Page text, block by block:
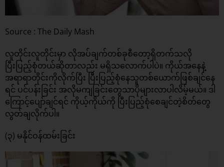
Source : The Daily Mash
လူတိုင်းလူတိုင်းမှာ လိုအပ်ချက်တစ်ခုစီတော့ရှိတက်သလို
ပြီးပြည့်စုံတယ်ဆိုတာလည်း မရှိသလောက်ပါပဲ။ ကိုယ်အနေနဲ့
အရာရာတိုင်းကိုလိုက်ပြီး ပြီးပြည့်စုံနေသူတစ်ယောက်ဖြစ်ချင်နေ
ရင် ပင်ပန်းခြင်း အလိုမကျခြင်းတွေသာပိုများလာပါလိမ့်မယ်။ ဒါ
ကြောင့်ပျော်ချင်ရင် ကိုယ့်ကိုယ်ကို ပြီးပြည့်စုံစေချင်တဲ့စိတ်တွေ
လွတ်ချလိုက်ပါ။
(၃) မနိုင်ဝန်ထမ်းခြင်း